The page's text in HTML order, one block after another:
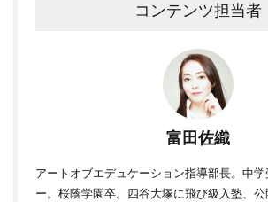
コンテンツ担当者
富田佐織
アートオブエデュケーション指導部長。中
ー。桜蔭学園卒。四谷大塚に飛び級入塾、